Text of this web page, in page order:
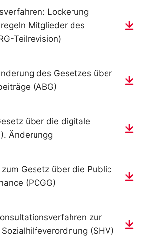
Lockerung
Mitglieder des
Teilrevision)
des Gesetzes über
(ABG)
über die digitale
Änderungg
Gesetz über die Public
(PCGG)
zur
(SHV)